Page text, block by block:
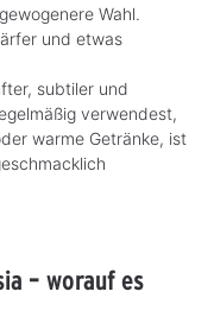
Wahl.
und etwas
subtiler und
verwendest,
warme Getränke, ist
– worauf es